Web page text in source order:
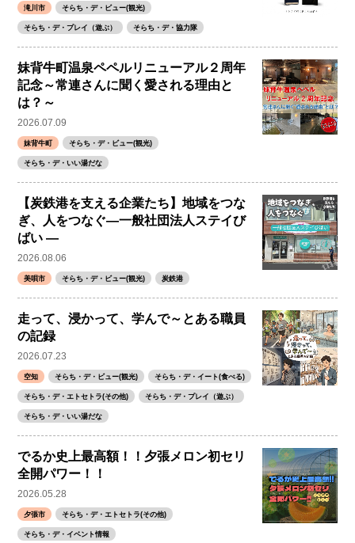
滝川市 そらち・デ・ビュー(観光)
そらち・デ・プレイ（遊ぶ） そらち・デ・協力隊
妹背牛町温泉ペペルリニューアル２周年
記念～常連さんに聞く愛される理由と
は？～
2026.07.09
妹背牛町 そらち・デ・ビュー(観光)
そらち・デ・いい湯だな
【炭鉄港を支える企業たち】地域をつな
ぎ、人をつなぐ―一般社団法人ステイび
ばい ―
2026.08.06
美唄市 そらち・デ・ビュー(観光) 炭鉄港
走って、浸かって、学んで～とある職員
の記録
2026.07.23
空知 そらち・デ・ビュー(観光) そらち・デ・イート(食べる)
そらち・デ・エトセトラ(その他) そらち・デ・プレイ（遊ぶ）
そらち・デ・いい湯だな
でるか史上最高額！！夕張メロン初セリ
全開パワー！！
2026.05.28
夕張市 そらち・デ・エトセトラ(その他)
そらち・デ・イベント情報